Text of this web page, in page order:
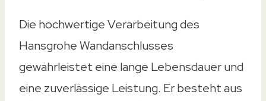
Die hochwertige Verarbeitung des
Hansgrohe Wandanschlusses
gewährleistet eine lange Lebensdauer und
eine zuverlässige Leistung. Er besteht aus